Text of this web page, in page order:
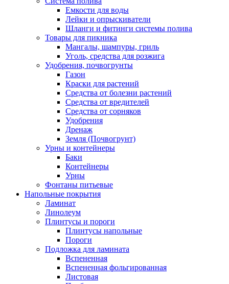
Емкости для воды
Лейки и опрыскиватели
Шланги и фитинги системы полива
Товары для пикника
Мангалы, шампуры, гриль
Уголь, средства для розжига
Удобрения, почвогрунты
Газон
Краски для растений
Средства от болезни растений
Средства от вредителей
Средства от сорняков
Удобрения
Дренаж
Земля (Почвогрунт)
Урны и контейнеры
Баки
Контейнеры
Урны
Фонтаны питьевые
Напольные покрытия
Ламинат
Линолеум
Плинтусы и пороги
Плинтусы напольные
Пороги
Подложка для ламината
Вспененная
Вспененная фольгированная
Листовая